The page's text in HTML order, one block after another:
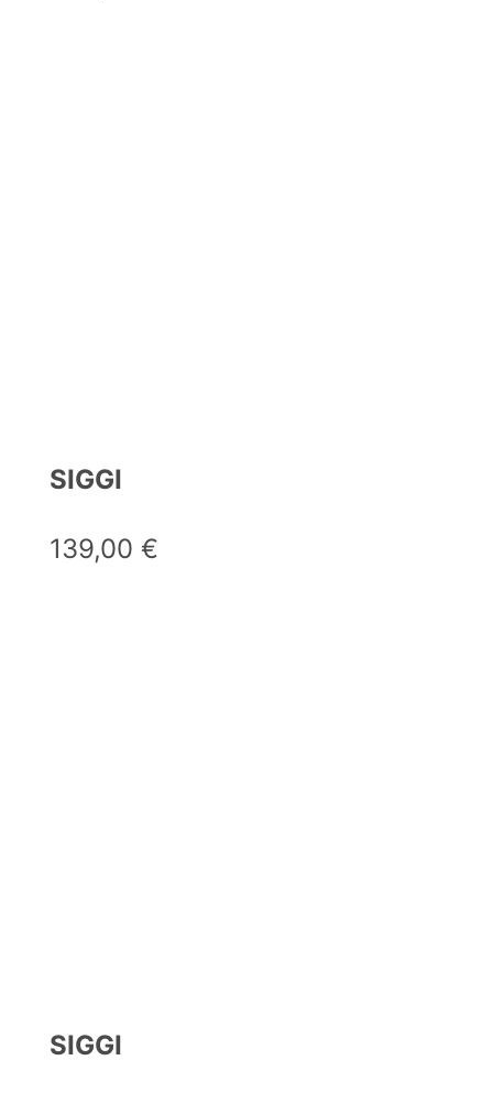
SIGGI
139,00 €
SIGGI